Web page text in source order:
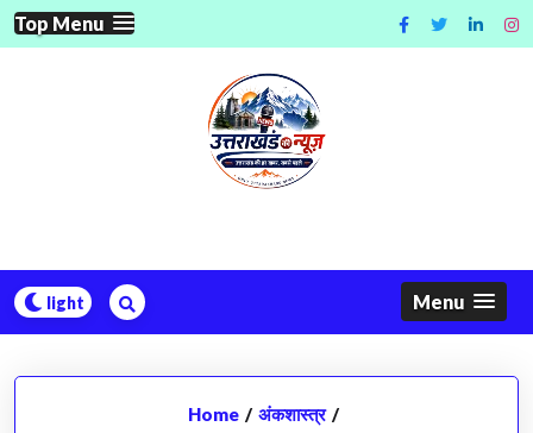
Skip
to
Top Menu
Menu
Home / अंकशास्त्र /